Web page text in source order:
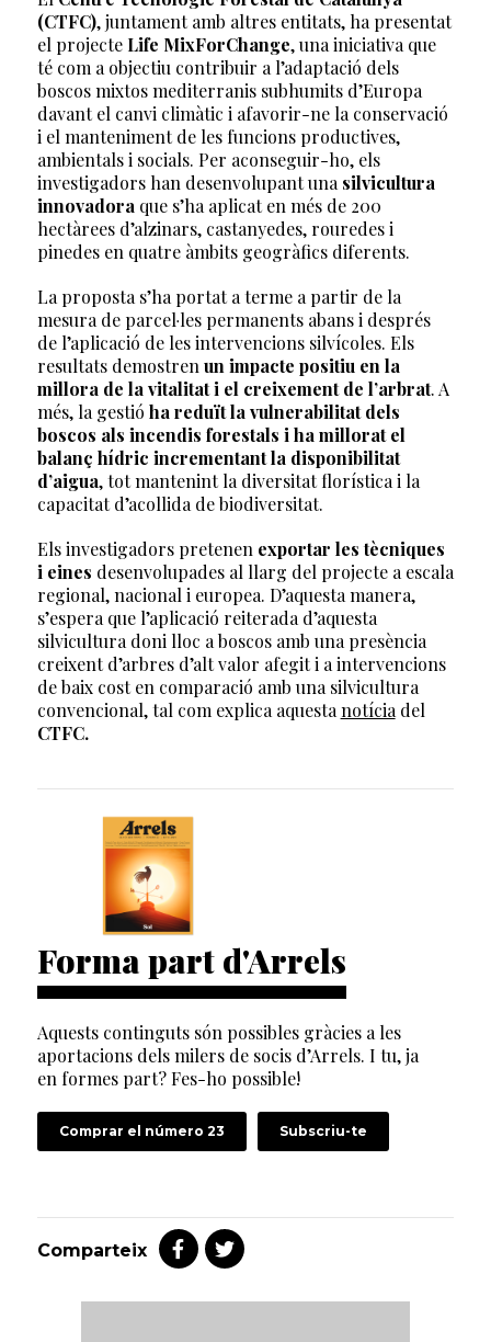
(CTFC), juntament amb altres entitats, ha presentat
el projecte Life MixForChange, una iniciativa que
té com a objectiu contribuir a l’adaptació dels
boscos mixtos mediterranis subhumits d’Europa
davant el canvi climàtic i afavorir-ne la conservació
i el manteniment de les funcions productives,
ambientals i socials. Per aconseguir-ho, els
investigadors han desenvolupant unasilvicultura
innovadoraque s’ha aplicat en més de 200
hectàrees d’alzinars, castanyedes, rouredes i
pinedes en quatre àmbits geogràfics diferents.
La proposta s’ha portat a terme a partir de la
mesura de parcel·les permanents abans i després
de l’aplicació de les intervencions silvícoles. Els
resultats demostrenun impacte positiu en la
millora de la vitalitat i el creixement de l’arbrat. A
més, la gestió ha reduït la vulnerabilitat dels
boscos als incendis forestals i ha millorat el
balanç hídric incrementant la disponibilitat
d’aigua, tot mantenint la diversitat florística i la
capacitat d’acollida de biodiversitat.
Els investigadors pretenen exportar les tècniques
i eines desenvolupades al llarg del projecte a escala
regional, nacional i europea. D’aquesta manera,
s’espera que l’aplicació reiterada d’aquesta
silvicultura doni lloc a boscos amb una presència
creixent d’arbres d’alt valor afegit i a intervencions
de baix cost en comparació amb una silvicultura
convencional, tal com explica aquestanotíciadel
CTFC.
Forma part d'Arrels
Aquests continguts són possibles gràcies a les
aportacions dels milers de socis d’Arrels. I tu, ja
en formes part? Fes-ho possible!
Comprar el número 23 Subscriu-te
Comparteix